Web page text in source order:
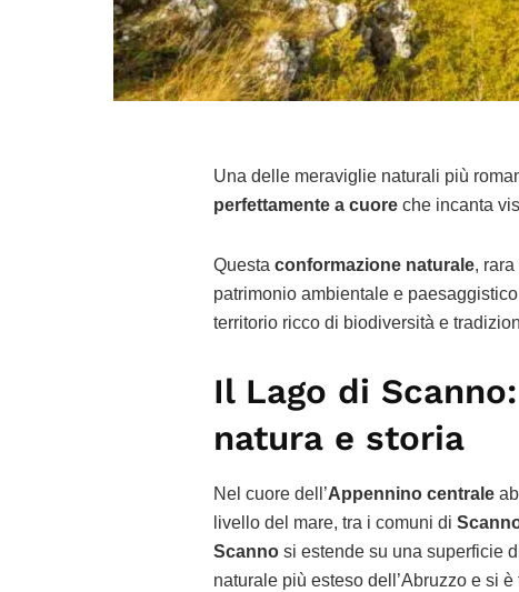
Una delle meraviglie naturali più
perfettamente a cuore che incanta
Questa conformazione naturale,
patrimonio ambientale e
territorio ricco di biodiversità e
Il Lago di
natura e storia
Nel cuore dell’Appennino centrale
livello del mare, tra i comuni di
Scanno si estende su una superficie
naturale più esteso dell’Abruzzo e si